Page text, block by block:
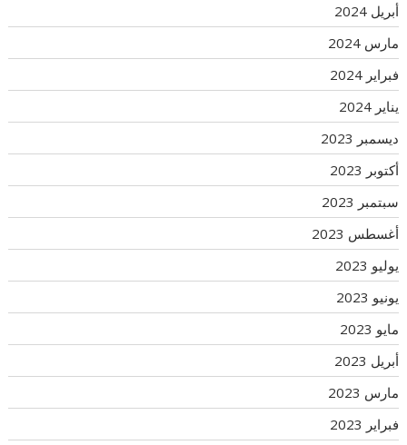
أبريل 2024
مارس 2024
فبراير 2024
يناير 2024
ديسمبر 2023
أكتوبر 2023
سبتمبر 2023
أغسطس 2023
يوليو 2023
يونيو 2023
مايو 2023
أبريل 2023
مارس 2023
فبراير 2023